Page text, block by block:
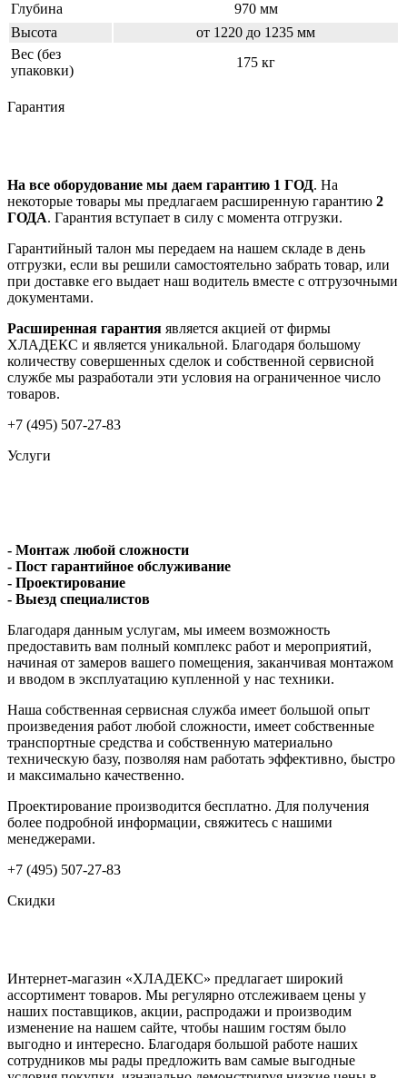
Глубина
970 мм
Высота
от 1220 до 1235 мм
Вес (без
упаковки)
175 кг
Гарантия
На все оборудование мы даем гарантию 1 ГОД. На
некоторые товары мы предлагаем расширенную гарантию 2
ГОДА. Гарантия вступает в силу с момента отгрузки.
Гарантийный талон мы передаем на нашем складе в день
отгрузки, если вы решили самостоятельно забрать товар, или
при доставке его выдает наш водитель вместе с отгрузочными
документами.
Расширенная гарантия является акцией от фирмы
ХЛАДЕКС и является уникальной. Благодаря большому
количеству совершенных сделок и собственной сервисной
службе мы разработали эти условия на ограниченное число
товаров.
+7 (495) 507-27-83
Услуги
- Монтаж любой сложности
- Пост гарантийное обслуживание
- Проектирование
- Выезд специалистов
Благодаря данным услугам, мы имеем возможность
предоставить вам полный комплекс работ и мероприятий,
начиная от замеров вашего помещения, заканчивая монтажом
и вводом в эксплуатацию купленной у нас техники.
Наша собственная сервисная служба имеет большой опыт
произведения работ любой сложности, имеет собственные
транспортные средства и собственную материально
техническую базу, позволяя нам работать эффективно, быстро
и максимально качественно.
Проектирование производится бесплатно. Для получения
более подробной информации, свяжитесь с нашими
менеджерами.
+7 (495) 507-27-83
Скидки
Интернет-магазин «ХЛАДЕКС» предлагает широкий
ассортимент товаров. Мы регулярно отслеживаем цены у
наших поставщиков, акции, распродажи и производим
изменение на нашем сайте, чтобы нашим гостям было
выгодно и интересно. Благодаря большой работе наших
сотрудников мы рады предложить вам самые выгодные